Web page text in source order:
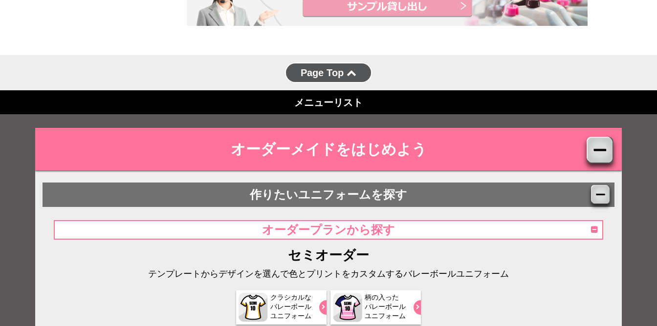
Page Top
メニューリスト
オーダーメイドをはじめよう
作りたいユニフォームを探す
オーダープランから探す
セミオーダー
テンプレートからデザインを選んで色とプリントをカスタムするバレーボールユニフォーム
クラシカルな
バレーボール
ユニフォーム
柄の入った
バレーボール
ユニフォーム